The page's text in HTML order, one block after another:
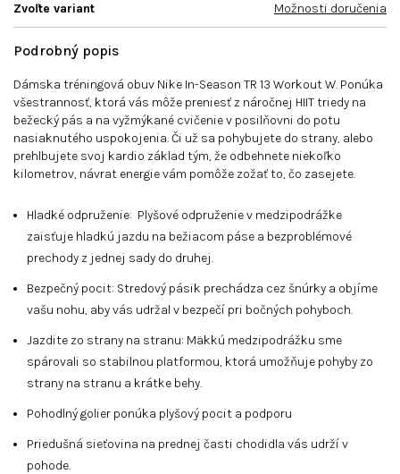
Zvoľte variant Možnosti doručenia
Podrobný popis
Dámska tréningová obuv Nike In-Season TR 13 Workout W. Ponúka
všestrannosť, ktorá vás môže preniesť z náročnej HIIT triedy na
bežecký pás a na vyžmýkané cvičenie v posilňovni do potu
nasiaknutého uspokojenia. Či už sa pohybujete do strany, alebo
prehlbujete svoj kardio základ tým, že odbehnete niekoľko
kilometrov, návrat energie vám pomôže zožať to, čo zasejete.
Hladké odpruženie: Plyšové odpruženie v medzipodrážke
zaisťuje hladkú jazdu na bežiacom páse a bezproblémové
prechody z jednej sady do druhej.
Bezpečný pocit: Stredový pásik prechádza cez šnúrky a objíme
vašu nohu, aby vás udržal v bezpečí pri bočných pohyboch.
Jazdite zo strany na stranu: Mäkkú medzipodrážku sme
spárovali so stabilnou platformou, ktorá umožňuje pohyby zo
strany na stranu a krátke behy.
Pohodlný golier ponúka plyšový pocit a podporu
Priedušná sieťovina na prednej časti chodidla vás udrží v
pohode.